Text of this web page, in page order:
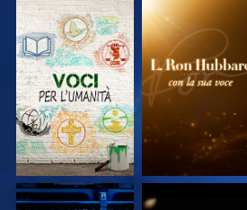
ESPLORA LE
SERIE
ESPLORA LE
SERIE